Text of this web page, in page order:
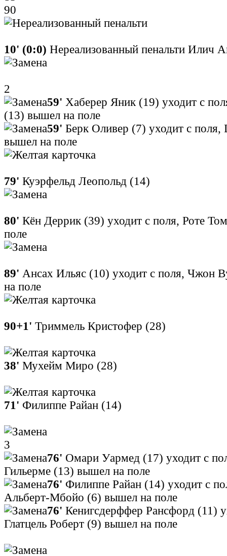
90
10' (0:0) Нереализованный пенальти Илич
2
59' Хаберер Яник (19) уходит с
(13) вышел на поле
59' Берк Оливер (7) уходит с
вышел на поле
79' Куэрфельд Леопольд (14)
80' Кён Деррик (39) уходит с поля, Роте
поле
89' Ансах Ильяс (10) уходит с поля, Чжон
на поле
90+1' Триммель Кристофер (28)
38' Мухейм Миро (28)
71' Филиппе Райан (14)
3
76' Омари Уармед (17) уходит с
Гильерме (13) вышел на поле
76' Филиппе Райан (14) уходит с
Альберт-Мбойо (6) вышел на поле
76' Кенигсдерффер Рансфорд (11)
Глатцель Роберт (9) вышел на поле